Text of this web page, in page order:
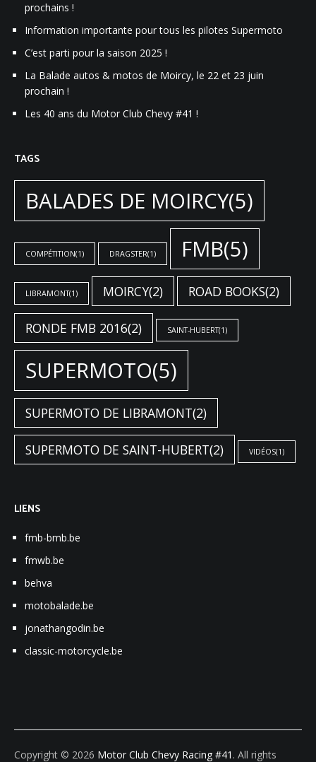
prochains !
Information importante pour tous les pilotes Supermoto
C’est parti pour la saison 2025 !
La Balade autos & motos de Moircy, le 22 et 23 juin
prochain !
Les 40 ans du Motor Club Chevy #41 !
TAGS
BALADES DE MOIRCY(5)
COMPÉTITION(1) DRAGSTER(1) FMB(5)
LIBRAMONT(1) MOIRCY(2) ROAD BOOKS(2)
RONDE FMB 2016(2) SAINT-HUBERT(1)
SUPERMOTO(5)
SUPERMOTO DE LIBRAMONT(2)
SUPERMOTO DE SAINT-HUBERT(2) VIDÉOS(1)
LIENS
fmb-bmb.be
fmwb.be
behva
motobalade.be
jonathangodin.be
classic-motorcycle.be
Copyright © 2026 Motor Club Chevy Racing #41 . All rights